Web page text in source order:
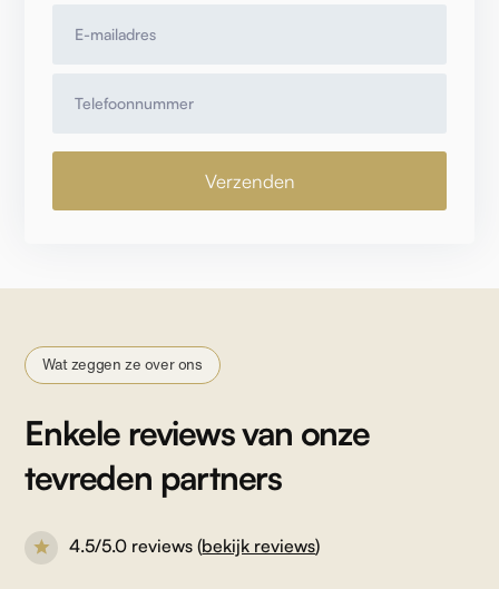
Wat zeggen ze over ons
Enkele reviews van onze
tevreden partners
4.5/5.0 reviews (bekijk reviews)